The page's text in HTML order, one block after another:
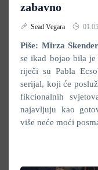
zabavno
Sead Vegara
Piše: Mirza
se ikad bojao bila je
riječi su Pabla
serijal, koji će
fikcionalnih
najavljuju kao
više neće moći